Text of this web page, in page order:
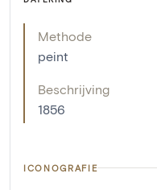
Methode
peint
Beschrijving
1856
ICONOGRAFIE